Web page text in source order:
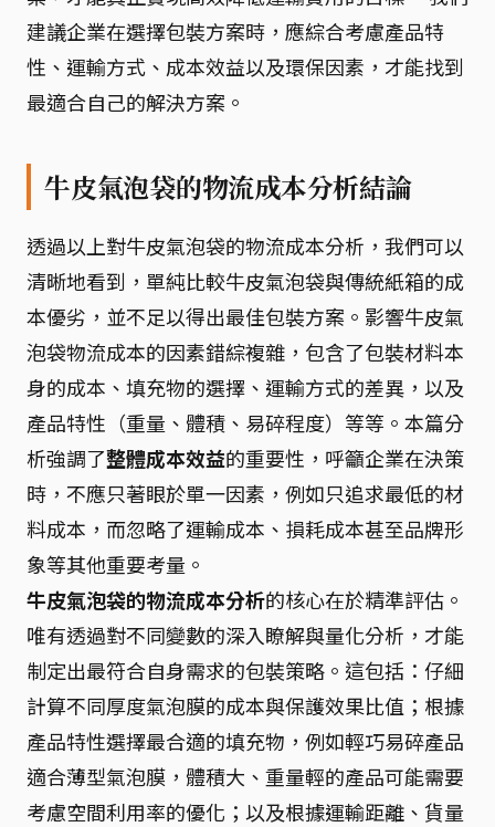
建議企業在選擇包裝方案時，應綜合考慮產品特
性、運輸方式、成本效益以及環保因素，才能找到
最適合自己的解決方案。
牛皮氣泡袋的物流成本分析結論
透過以上對牛皮氣泡袋的物流成本分析，我們可以
清晰地看到，單純比較牛皮氣泡袋與傳統紙箱的成
本優劣，並不足以得出最佳包裝方案。影響牛皮氣
泡袋物流成本的因素錯綜複雜，包含了包裝材料本
身的成本、填充物的選擇、運輸方式的差異，以及
產品特性（重量、體積、易碎程度）等等。本篇分
析強調了整體成本效益的重要性，呼籲企業在決策
時，不應只著眼於單一因素，例如只追求最低的材
料成本，而忽略了運輸成本、損耗成本甚至品牌形
象等其他重要考量。
牛皮氣泡袋的物流成本分析的核心在於精準評估。
唯有透過對不同變數的深入瞭解與量化分析，才能
制定出最符合自身需求的包裝策略。這包括：仔細
計算不同厚度氣泡膜的成本與保護效果比值；根據
產品特性選擇最合適的填充物，例如輕巧易碎產品
適合薄型氣泡膜，體積大、重量輕的產品可能需要
考慮空間利用率的優化；以及根據運輸距離、貨量